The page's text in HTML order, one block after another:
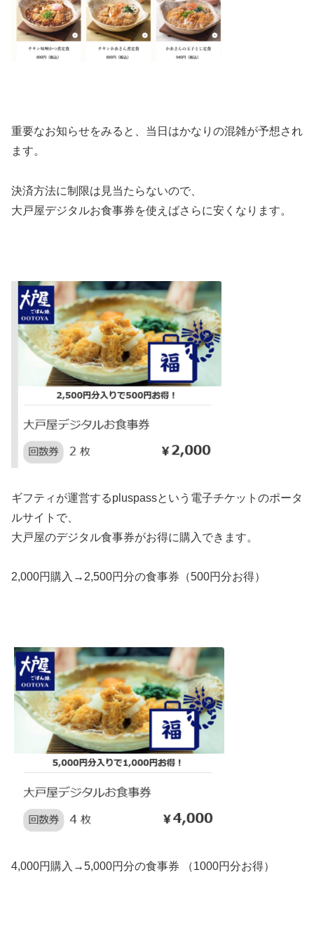
重要なお知らせをみると、当日はかなりの混雑が予想され
ます。
決済方法に制限は見当たらないので、
大戸屋デジタルお食事券を使えばさらに安くなります。
ギフティが運営するpluspassという電子チケットのポータ
ルサイトで、
大戸屋のデジタル食事券がお得に購入できます。
2,000円購入→2,500円分の食事券（500円分お得）
4,000円購入→5,000円分の食事券 （1000円分お得）